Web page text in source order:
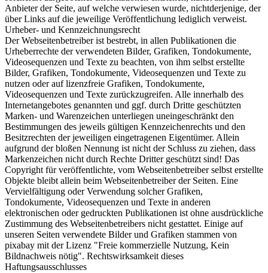
Anbieter der Seite, auf welche verwiesen wurde, nichtderjenige, der
über Links auf die jeweilige Veröffentlichung lediglich verweist.
Urheber- und Kennzeichnungsrecht
Der Webseitenbetreiber ist bestrebt, in allen Publikationen die
Urheberrechte der verwendeten Bilder, Grafiken, Tondokumente,
Videosequenzen und Texte zu beachten, von ihm selbst erstellte
Bilder, Grafiken, Tondokumente, Videosequenzen und Texte zu
nutzen oder auf lizenzfreie Grafiken, Tondokumente,
Videosequenzen und Texte zurückzugreifen. Alle innerhalb des
Internetangebotes genannten und ggf. durch Dritte geschützten
Marken- und Warenzeichen unterliegen uneingeschränkt den
Bestimmungen des jeweils gültigen Kennzeichenrechts und den
Besitzrechten der jeweiligen eingetragenen Eigentümer. Allein
aufgrund der bloßen Nennung ist nicht der Schluss zu ziehen, dass
Markenzeichen nicht durch Rechte Dritter geschützt sind! Das
Copyright für veröffentlichte, vom Webseitenbetreiber selbst erstellte
Objekte bleibt allein beim Webseitenbetreiber der Seiten. Eine
Vervielfältigung oder Verwendung solcher Grafiken,
Tondokumente, Videosequenzen und Texte in anderen
elektronischen oder gedruckten Publikationen ist ohne ausdrückliche
Zustimmung des Webseitenbetreibers nicht gestattet. Einige auf
unseren Seiten verwendete Bilder und Grafiken stammen von
pixabay mit der Lizenz "Freie kommerzielle Nutzung, Kein
Bildnachweis nötig". Rechtswirksamkeit dieses
Haftungsausschlusses